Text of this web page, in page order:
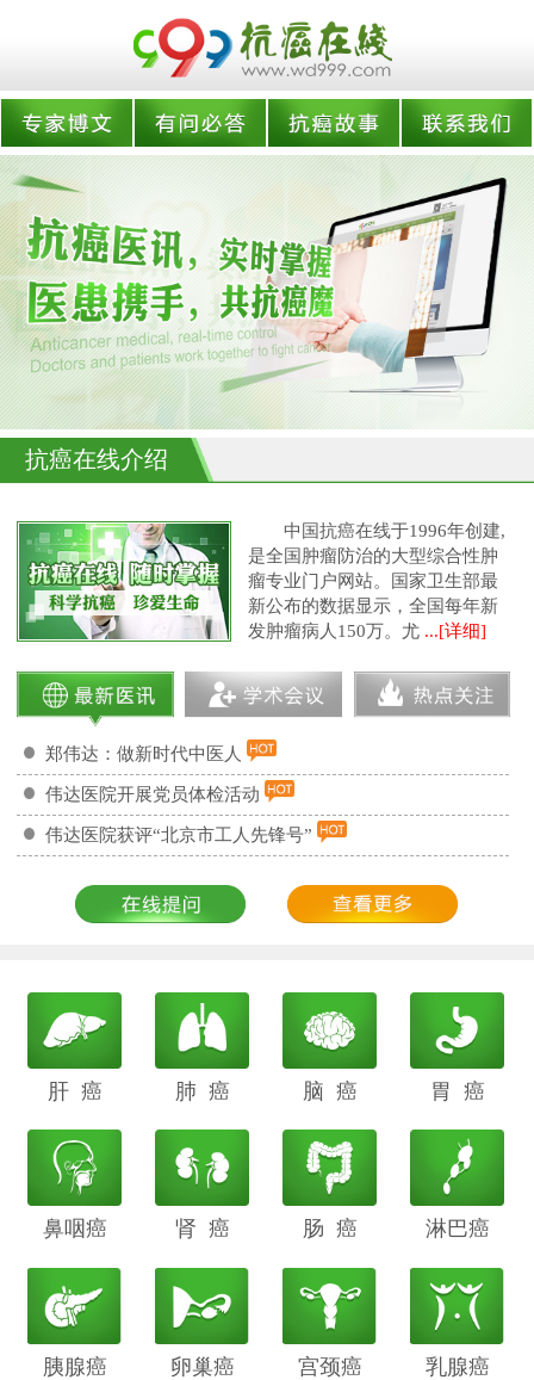
抗癌在线介绍
中国抗癌在线于1996年创建,
是全国肿瘤防治的大型综合性肿
瘤专业门户网站。国家卫生部最
新公布的数据显示，全国每年新
发肿瘤病人150万。尤 ...[详细]
郑伟达：做新时代中医人
伟达医院开展党员体检活动
伟达医院获评“北京市工人先锋号”
肝 癌 阴道癌肺 癌 甲状腺癌
脑 癌 前列腺癌
胃 癌
鼻咽癌 胆管癌肾 癌
子宫内膜
癌
肠 癌 膀胱癌
淋巴癌
胰腺癌 鳞癌
卵巢癌 骨癌
宫颈癌 喉癌
乳腺癌